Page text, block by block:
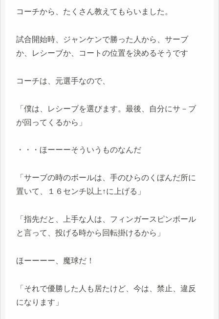
コーチから、たくさん教えてもらいました。
試合開始時、ジャンケンで勝った人から、サーブ
か、レシーブか、コートの位置を決めるそうです
コーチは、元選手なので、
「僕は、レシーブを選びます。最後、自分にサ－ブ
が回ってくるから」
・・・ほーーーそういうものなんだ
「サーブの時のボールは、手のひらのくぼんだ所に
置いて、１６センチ以上↑に上げる」
「指先だと、上手な人は、フィンガースピンボール
と言って、投げる時から回転掛けるから」
ほーーーー、魔球だ！
「それで優勝した人も居たけど、今は、禁止、違反
になります」